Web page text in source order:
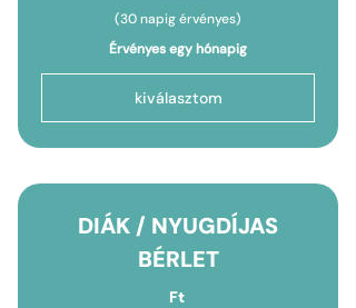
(30 napig érvényes)
Érvényes egy hónapig
kiválasztom
DIÁK / NYUGDÍJAS
BÉRLET
Ft